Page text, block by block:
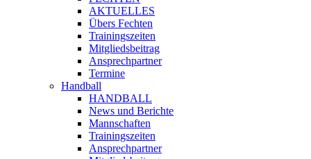
AKTUELLES
Übers Fechten
Trainingszeiten
Mitgliedsbeitrag
Ansprechpartner
Termine
Handball
HANDBALL
News und Berichte
Mannschaften
Trainingszeiten
Ansprechpartner